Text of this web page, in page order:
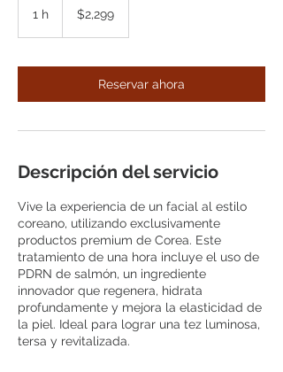
1 h
pesos
mexicanos
$2,299
Reservar ahora
Descripción del servicio
Vive la experiencia de un facial al estilo
coreano, utilizando exclusivamente
productos premium de Corea. Este
tratamiento de una hora incluye el uso de
PDRN de salmón, un ingrediente
innovador que regenera, hidrata
profundamente y mejora la elasticidad de
la piel. Ideal para lograr una tez luminosa,
tersa y revitalizada.